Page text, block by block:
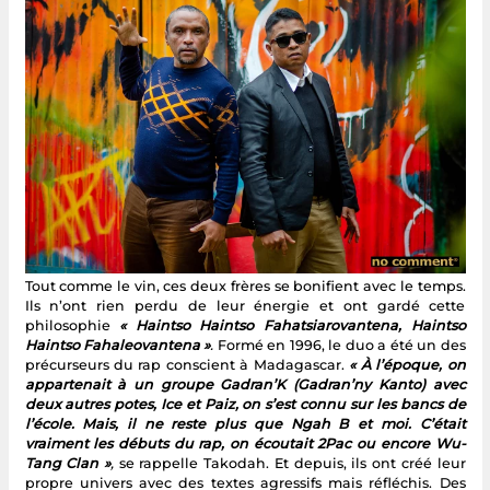
Tout comme le vin, ces deux frères se bonifient avec le temps.
Ils n’ont rien perdu de leur énergie et ont gardé cette
philosophie « Haintso Haintso Fahatsiarovantena, Haintso
Haintso Fahaleovantena ». Formé en 1996, le duo a été un des
précurseurs du rap conscient à Madagascar. « À l’époque, on
appartenait à un groupe Gadran’K (Gadran’ny Kanto) avec
deux autres potes, Ice et Paiz, on s’est connu sur les bancs de
l’école. Mais, il ne reste plus que Ngah B et moi. C’était
vraiment les débuts du rap, on écoutait 2Pac ou encore Wu-
Tang Clan », se rappelle Takodah. Et depuis, ils ont créé leur
propre univers avec des textes agressifs mais réfléchis. Des